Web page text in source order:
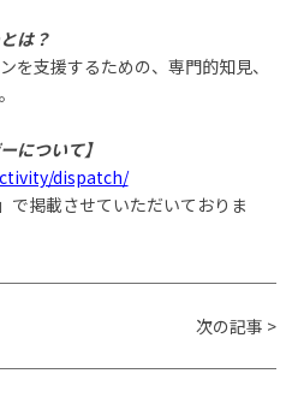
は？
支援するための、専門的知見、
について】
dispatch/
で掲載させていただいておりま
次の記事 >